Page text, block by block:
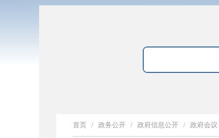
首页 / 政务公开 / 政府信息公开 / 政府会